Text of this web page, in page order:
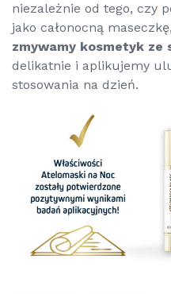
niezależnie od tego, czy
jako całonocną
zmywamy kosmetyk ze
delikatnie i aplikujemy
stosowania na dzień.